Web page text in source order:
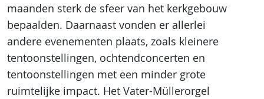
maanden sterk de sfeer van het kerkgebouw
bepaalden. Daarnaast vonden er allerlei
andere evenementen plaats, zoals kleinere
tentoonstellingen, ochtendconcerten en
tentoonstellingen met een minder grote
ruimtelijke impact. Het Vater-Müllerorgel